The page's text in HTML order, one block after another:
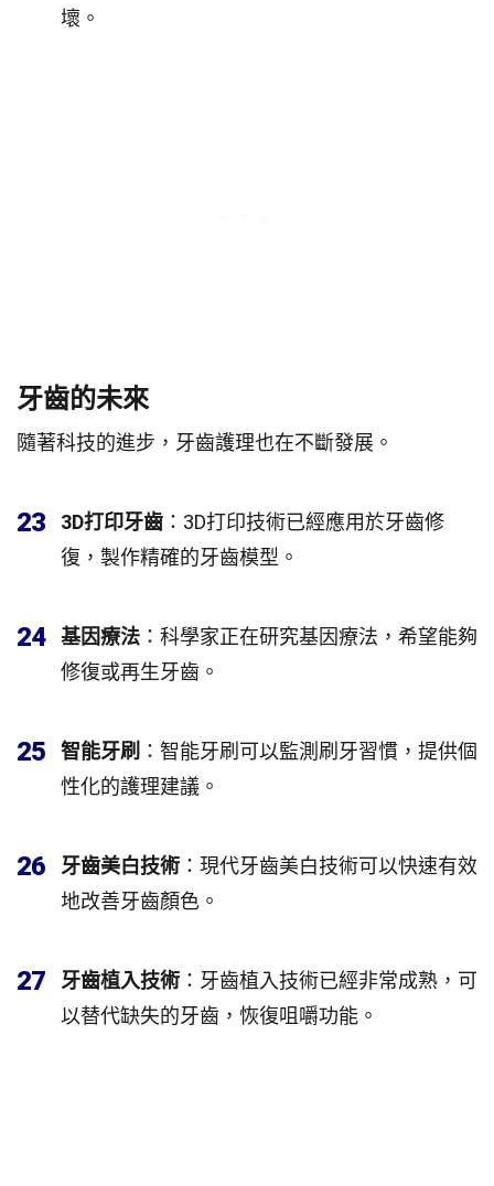
壞。
牙齒的未來
隨著科技的進步，牙齒護理也在不斷發展。
23 3D打印牙齒 ：3D打印技術已經應用於牙齒修
復，製作精確的牙齒模型。
24 基因療法 ：科學家正在研究基因療法，希望能夠
修復或再生牙齒。
25 智能牙刷 ：智能牙刷可以監測刷牙習慣，提供個
性化的護理建議。
26 牙齒美白技術 ：現代牙齒美白技術可以快速有效
地改善牙齒顏色。
27 牙齒植入技術 ：牙齒植入技術已經非常成熟，可
以替代缺失的牙齒，恢復咀嚼功能。